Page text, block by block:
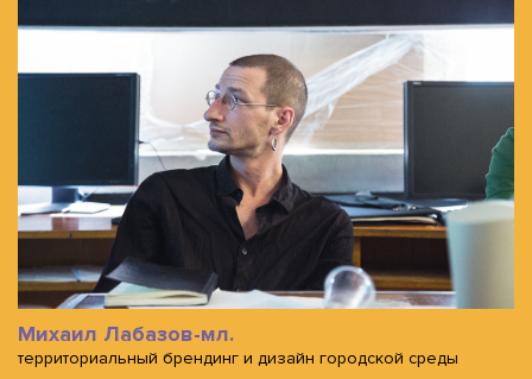
Михаил Лабазов-мл.
территориальный брендинг и дизайн городской среды